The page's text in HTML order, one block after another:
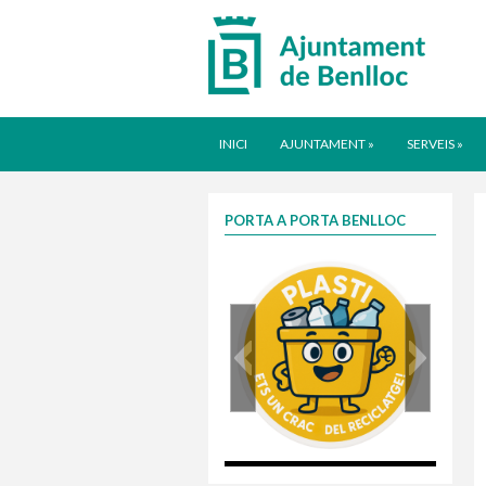
INICI AJUNTAMENT » SERVEIS »
PORTA A PORTA BENLLOC